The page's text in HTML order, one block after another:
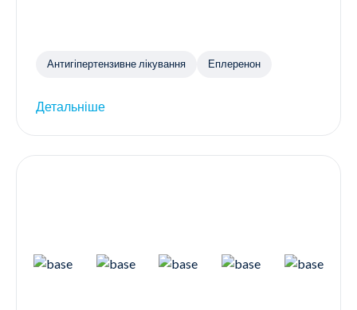
Антигіпертензивне лікування Еплеренон
Детальніше